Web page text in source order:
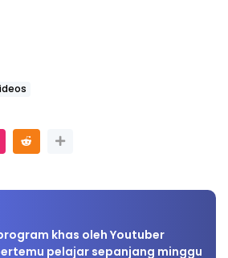
khas oleh Youtuber
pelajar sepanjang minggu